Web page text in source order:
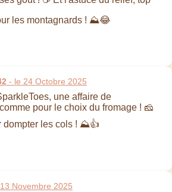
les montagnards ! ⛰️😂
- le 24 Octobre 2025
une affaire de
pour le choix du fromage ! 🧀
dompter les cols ! ⛰️👍
Novembre 2025